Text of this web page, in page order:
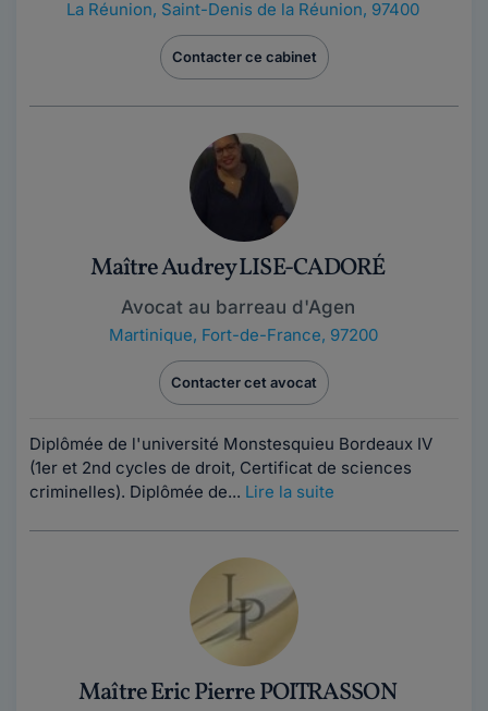
La Réunion, Saint-Denis de la Réunion, 97400
Contacter ce cabinet
Maître Audrey LISE-CADORÉ
Avocat au barreau d'Agen
Martinique, Fort-de-France, 97200
Contacter cet avocat
Diplômée de l'université Monstesquieu Bordeaux IV
(1er et 2nd cycles de droit, Certificat de sciences
criminelles). Diplômée de... Lire la suite
Maître Eric Pierre POITRASSON